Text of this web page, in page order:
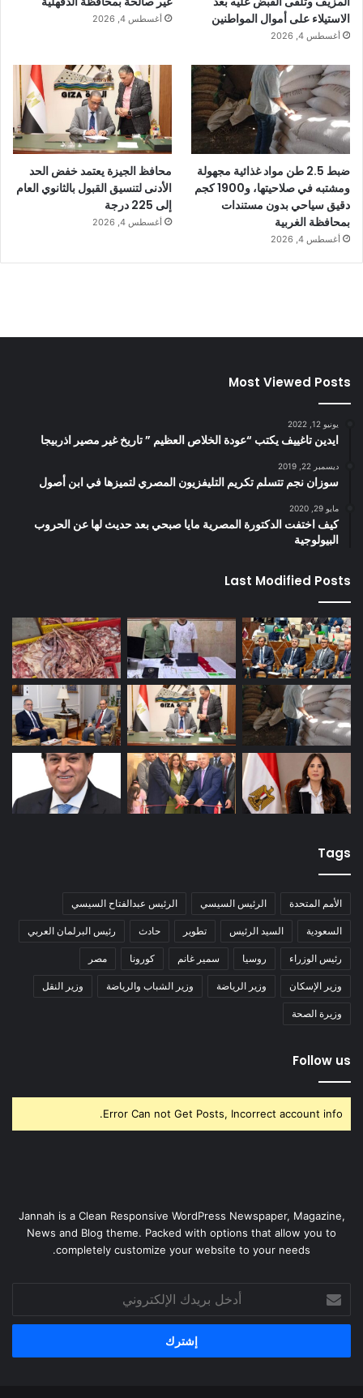
الاستيلاء على أموال المواطنين
أغسطس 4, 2026
أغسطس 4, 2026
ضبط 2.5 طن مواد غذائية مجهولة
ومشتبه في صلاحيتها، و1900 كجم
دقيق سياحي بدون مستندات
بمحافظة الغربية
أغسطس 4, 2026
محافظ الجيزة يعتمد خفض الحد
الأدنى لتنسيق القبول بالثانوي العام
إلى 225 درجة
أغسطس 4, 2026
Most Viewed Posts
يونيو 12, 2022
ايدين تاغييف يكتب “عودة الخلاص العظيم ” تاريخ غير مصير اذربيجا
ديسمبر 22, 2019
سوزان نجم تتسلم تكريم التليفزيون المصري لتميزها في ابن أصول
مايو 29, 2020
كيف اختفت الدكتورة المصرية مايا صبحي بعد حديث لها عن الحروب
البيولوجية
Last Modified Posts
Tags
الأمم المتحدة الرئيس السيسي الرئيس عبدالفتاح السيسي
السعودية السيد الرئيس تطوير حادث رئيس البرلمان العربي
رئيس الوزراء روسيا سمير غانم كورونا مصر
وزير الإسكان وزير الرياضة وزير الشباب والرياضة وزير النقل
وزيرة الصحة
Follow us
Error Can not Get Posts, Incorrect account info.
Jannah is a Clean Responsive WordPress Newspaper, Magazine,
News and Blog theme. Packed with options that allow you to
completely customize your website to your needs.
أدخل
بريدك
الإلكتروني